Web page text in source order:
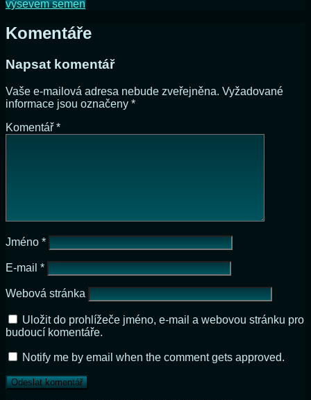
výsevem semen
Komentáře
Napsat komentář
Vaše e-mailová adresa nebude zveřejněna. Vyžadované
informace jsou označeny *
Komentář *
Jméno *
E-mail *
Webová stránka
Uložit do prohlížeče jméno, e-mail a webovou stránku pro
budoucí komentáře.
Notify me by email when the comment gets approved.